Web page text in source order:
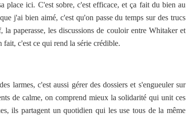
place ici. C'est sobre, c'est efficace, et ça fait du bien au
j'ai bien aimé, c'est qu'on passe du temps sur des trucs
paperasse, les discussions de couloir entre Whitaker et
fait, c'est ce qui rend la série crédible.
larmes, c'est aussi gérer des dossiers et s'engueuler sur
de calme, on comprend mieux la solidarité qui unit ces
ils partagent un quotidien qui les use tous de la même